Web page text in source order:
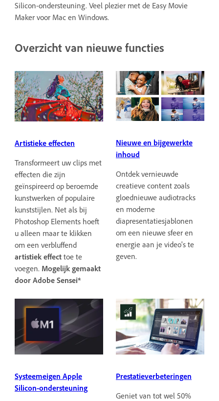
Silicon-ondersteuning. Veel plezier met de Easy Movie
Maker voor Mac en Windows.
Overzicht van nieuwe functies
Artistieke effecten
Transformeert uw clips met
effecten die zijn
geïnspireerd op beroemde
kunstwerken of populaire
kunststijlen. Net als bij
Photoshop Elements hoeft
u alleen maar te klikken
om een verbluffend
artistiek effect toe te
voegen. Mogelijk gemaakt
door Adobe Sensei*
Nieuwe en bijgewerkte
inhoud
Ontdek vernieuwde
creatieve content zoals
gloednieuwe audiotracks
en moderne
diapresentatiesjablonen
om een nieuwe sfeer en
energie aan je video's te
geven.
Systeemeigen Apple
Silicon-ondersteuning
Prestatieverbeteringen
Geniet van tot wel 50%